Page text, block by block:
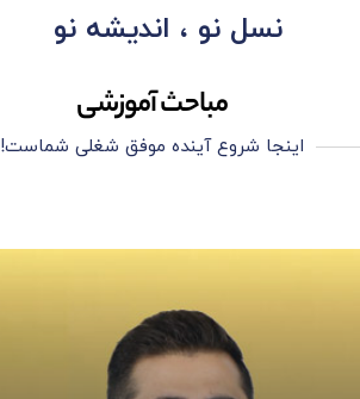
نسل نو ، اندیشه نو
مباحث آموزشی
اینجا شروع آینده موفق شغلی شماست!